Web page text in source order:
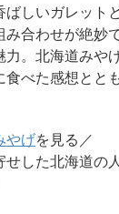
しいガレット
合わせが絶妙
力。北海道みや
べた感想とと
やげを見る／
した北海道の